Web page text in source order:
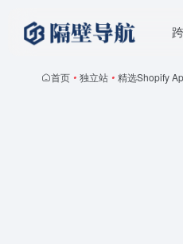
首页 • 独立站 • 精选Shopify